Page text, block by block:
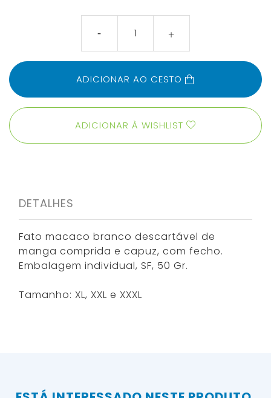
ADICIONAR À WISHLIST
ADICIONAR AO CESTO
DETALHES
Fato macaco branco descartável de
manga comprida e capuz, com fecho.
Embalagem individual, SF, 50 Gr.
Tamanho: XL, XXL e XXXL